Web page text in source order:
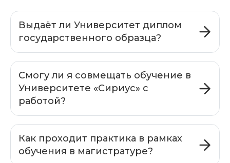
Выдаёт ли Университет диплом
государственного образца?
Смогу ли я совмещать обучение в
Университете «Сириус» с
работой?
Как проходит практика в рамках
обучения в магистратуре?